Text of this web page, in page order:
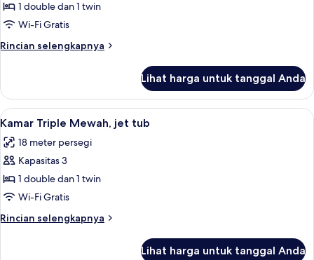
Kamar
Triple
Comfort
1 double dan 1 twin
Wi-Fi Gratis
Rincian selengkapnya
Rincian
Kamar
Triple
Comfort
Lihat harga untuk tanggal Anda
Lihat
semua
foto
untuk
Kamar
Triple
Mewah,
jet
Kamar Triple Mewah, jet tub |
3
Kamar Triple Mewah, jet tub
18 meter persegi
Kapasitas 3
1 double dan 1 twin
Wi-Fi Gratis
Rincian selengkapnya
Rincian
Lihat harga untuk tanggal Anda